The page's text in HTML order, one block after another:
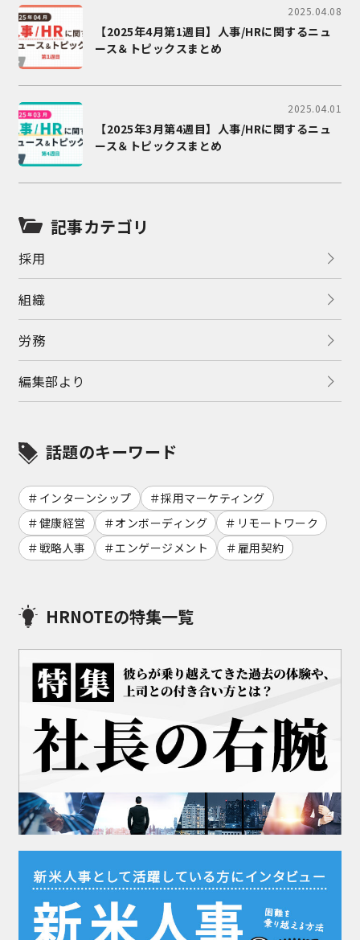
2025.04.08
【2025年4月第1週目】人事/HRに関するニュ
ース＆トピックスまとめ
2025.04.01
【2025年3月第4週目】人事/HRに関するニュ
ース＆トピックスまとめ
記事カテゴリ
採用
組織
労務
編集部より
話題のキーワード
インターンシップ
採用マーケティング
健康経営
オンボーディング
リモートワーク
戦略人事
エンゲージメント 雇用契約
HRNOTEの特集一覧